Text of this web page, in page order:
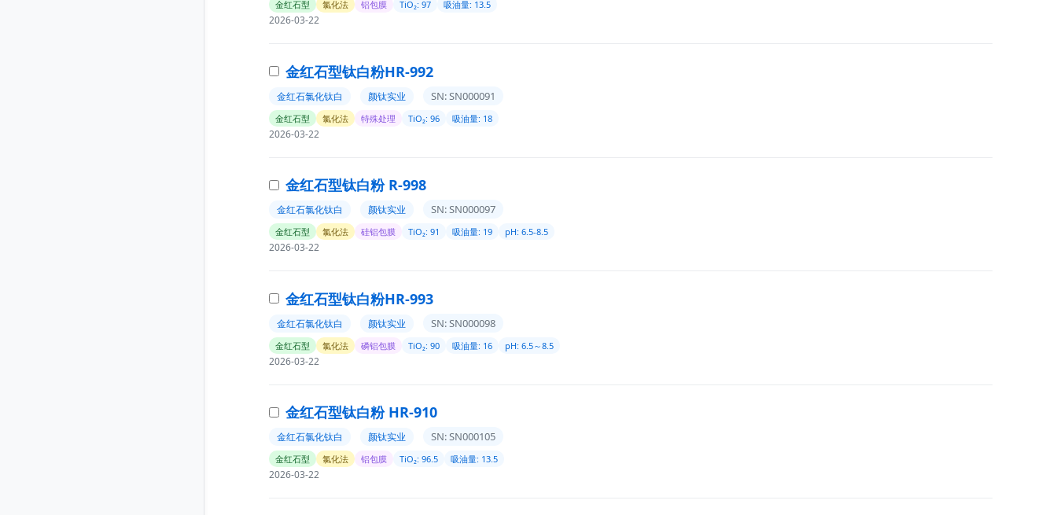
金红石型 氯化法 铝包膜 TiO₂: 97 吸油量: 13.5
2026-03-22
金红石型钛白粉HR-992
金红石氯化钛白 颜钛实业 SN: SN000091
金红石型 氯化法 特殊处理 TiO₂: 96 吸油量: 18
2026-03-22
金红石型钛白粉 R-998
金红石氯化钛白 颜钛实业 SN: SN000097
金红石型 氯化法 硅铝包膜 TiO₂: 91 吸油量: 19 pH: 6.5-8.5
2026-03-22
金红石型钛白粉HR-993
金红石氯化钛白 颜钛实业 SN: SN000098
金红石型 氯化法 磷铝包膜 TiO₂: 90 吸油量: 16 pH: 6.5～8.5
2026-03-22
金红石型钛白粉 HR-910
金红石氯化钛白 颜钛实业 SN: SN000105
金红石型 氯化法 铝包膜 TiO₂: 96.5 吸油量: 13.5
2026-03-22